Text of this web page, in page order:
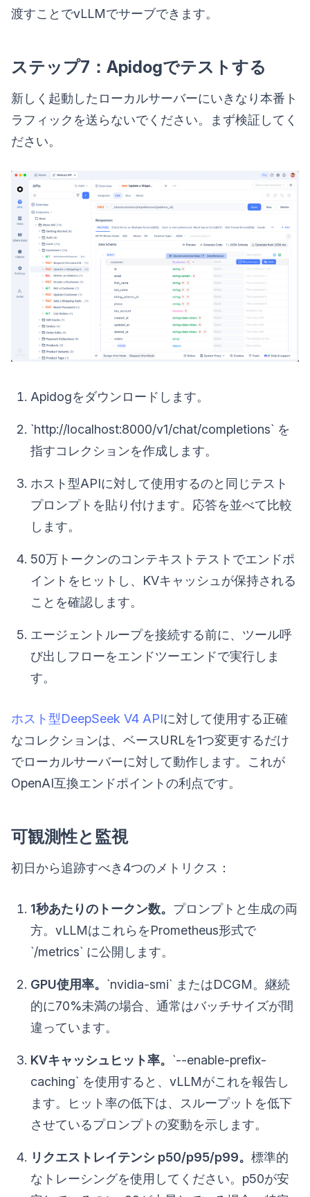
渡すことでvLLMでサーブできます。
ステップ7：Apidogでテストする
新しく起動したローカルサーバーにいきなり本番ト
ラフィックを送らないでください。まず検証してく
ださい。
Apidogをダウンロードします。
`http://localhost:8000/v1/chat/completions` を
指すコレクションを作成します。
ホスト型APIに対して使用するのと同じテスト
プロンプトを貼り付けます。応答を並べて比較
します。
50万トークンのコンテキストテストでエンドポ
イントをヒットし、KVキャッシュが保持される
ことを確認します。
エージェントループを接続する前に、ツール呼
び出しフローをエンドツーエンドで実行しま
す。
ホスト型DeepSeek V4 APIに対して使用する正確
なコレクションは、ベースURLを1つ変更するだけ
でローカルサーバーに対して動作します。これが
OpenAI互換エンドポイントの利点です。
可観測性と監視
初日から追跡すべき4つのメトリクス：
1秒あたりのトークン数。 プロンプトと生成の両
方。vLLMはこれらをPrometheus形式で
`/metrics` に公開します。
GPU使用率。 `nvidia-smi` またはDCGM。継続
的に70%未満の場合、通常はバッチサイズが間
違っています。
KVキャッシュヒット率。 `--enable-prefix-
caching` を使用すると、vLLMがこれを報告し
ます。ヒット率の低下は、スループットを低下
させているプロンプトの変動を示します。
リクエストレイテンシ p50/p95/p99。 標準的
なトレーシングを使用してください。p50が安